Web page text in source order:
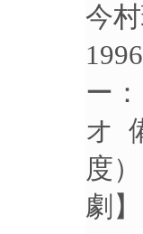
今
ー
オ
度）
劇】